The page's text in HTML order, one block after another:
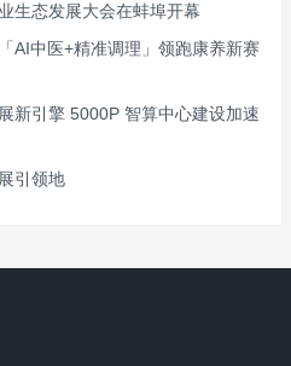
生态发展大会在蚌埠开幕
AI中医+精准调理」领跑康养新赛
新引擎 5000P 智算中心建设加速
引领地